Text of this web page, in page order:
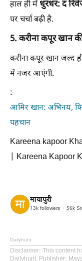
हाल ही में धुरंधर: द
पर चर्चा बढ़ी है.
5. करीना कपूर खान
करीना कपूर खान जल्द
में नजर आएंगी.
:
आमिर खान: अभिनय,
पहचान
Kareena kapoor
| Kareena Kapoor
मायापुरी
13k followers 56k
Dailyhunt
Disclaimer: This content
Dailyhunt. Publisher: